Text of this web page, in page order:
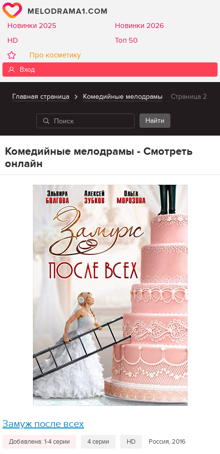
Новинки 2025
Новинки 2026
HD
Топ 50
Про косметику
Вход
Главная страница Комедийные мелодрамы Страница 2
Комедийные мелодрамы - Смотреть
онлайн
Замуж после всех
Добавлена: 1-4 серии 4 серии HD Россия, 2016